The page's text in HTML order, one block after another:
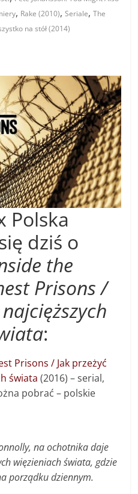
, Rake (2010),Seriale,The
na stół (2014)
Polska
dziś o
the
Prisons /
:
Prisons / Jak przeżyć
świata (2016) – serial,
pobrać – polskie
na ochotnika daje
więzieniach świata, gdzie
porządku dziennym.